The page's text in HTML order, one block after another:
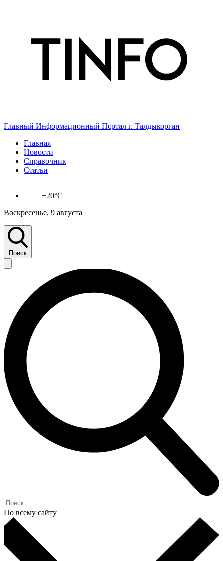
Главный Информационный Портал г. Талдыкорган
Главная
Новости
Справочник
Статьи
+20°C
Воскресенье, 9 августа
Поиск
По всему сайту